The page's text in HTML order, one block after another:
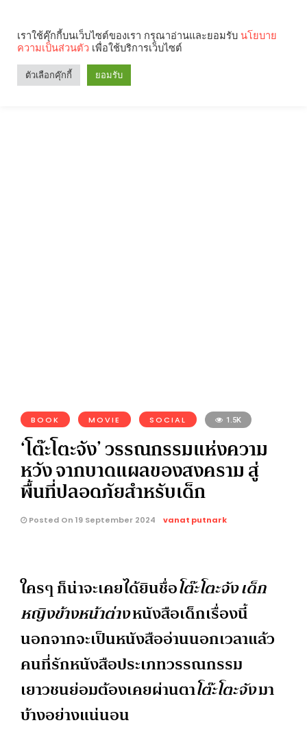
BOOK MOVIE SOCIAL 1.5K
‘โต๊ะโตะจัง’ วรรณกรรมแห่งความ
หวัง จากบาดแผลของสงคราม สู่
พื้นที่ปลอดภัยสำหรับเด็ก
Posted On 19 September 2024 vanat putnark
ใครๆ ก็น่าจะเคยได้ยินชื่อโต๊ะโตะจัง เด็ก
หญิงข้างหน้าต่างหนังสือเด็กเรื่องนี้
นอกจากจะเป็นหนังสืออ่านนอกเวลาแล้ว
คนที่รักหนังสือประเภทวรรณกรรม
เยาวชนย่อมต้องเคยผ่านตาโต๊ะโตะจังมา
บ้างอย่างแน่นอน
เราใช้คุ๊กกี้บนเว็บไซต์ของเรา กรุณาอ่านและยอมรับ นโยบาย
ความเป็นส่วนตัว เพื่อใช้บริการเว็บไซต์
ตัวเลือกคุ๊กกี้ ยอมรับ